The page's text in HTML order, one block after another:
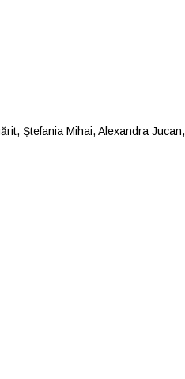
Ștefania Mihai, Alexandra Jucan,